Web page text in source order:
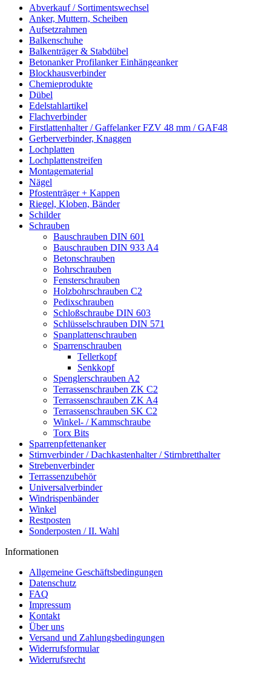
Abverkauf / Sortimentswechsel
Anker, Muttern, Scheiben
Aufsetzrahmen
Balkenschuhe
Balkenträger & Stabdübel
Betonanker Profilanker Einhängeanker
Blockhausverbinder
Chemieprodukte
Dübel
Edelstahlartikel
Flachverbinder
Firstlattenhalter / Gaffelanker FZV 48 mm / GAF48
Gerberverbinder, Knaggen
Lochplatten
Lochplattenstreifen
Montagematerial
Nägel
Pfostenträger + Kappen
Riegel, Kloben, Bänder
Schilder
Schrauben
Bauschrauben DIN 601
Bauschrauben DIN 933 A4
Betonschrauben
Bohrschrauben
Fensterschrauben
Holzbohrschrauben C2
Pedixschrauben
Schloßschraube DIN 603
Schlüsselschrauben DIN 571
Spanplattenschrauben
Sparrenschrauben
Tellerkopf
Senkkopf
Spenglerschrauben A2
Terrassenschrauben ZK C2
Terrassenschrauben ZK A4
Terrassenschrauben SK C2
Winkel- / Kammschraube
Torx Bits
Sparrenpfettenanker
Stirnverbinder / Dachkastenhalter / Stirnbretthalter
Strebenverbinder
Terrassenzubehör
Universalverbinder
Windrispenbänder
Winkel
Restposten
Sonderposten / II. Wahl
Informationen
Allgemeine Geschäftsbedingungen
Datenschutz
FAQ
Impressum
Kontakt
Über uns
Versand und Zahlungsbedingungen
Widerrufsformular
Widerrufsrecht